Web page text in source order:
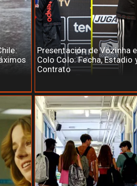
Presentación de Vozinha
Colo Colo: Fecha, Estadio
Contrato